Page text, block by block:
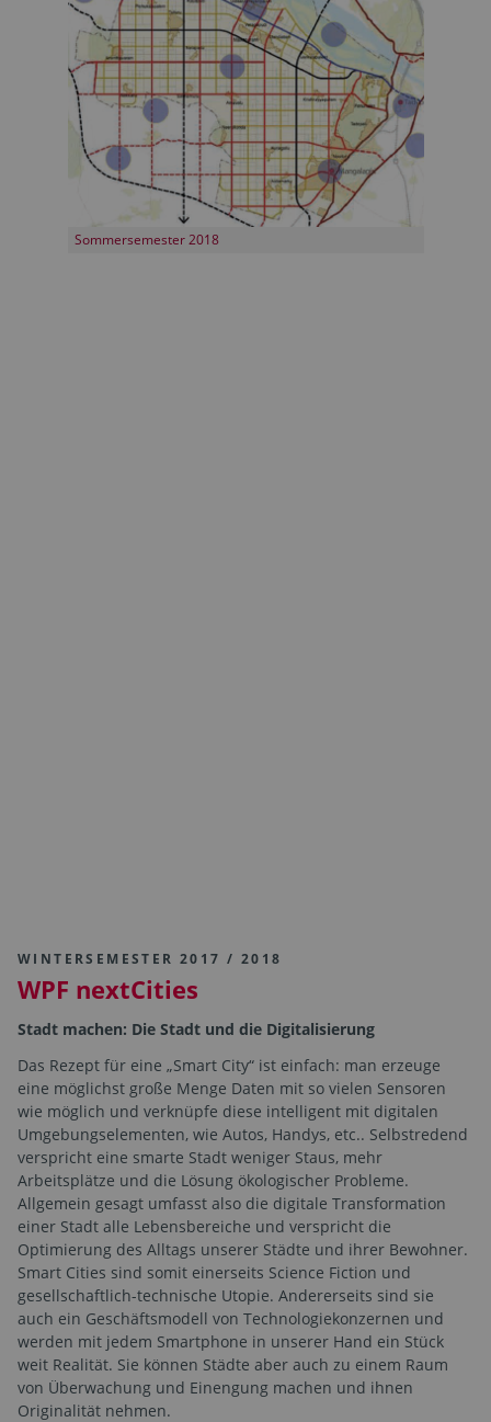
Sommersemester 2018
WINTERSEMESTER 2017 / 2018
WPF nextCities
Stadt machen: Die Stadt und die Digitalisierung
Das Rezept für eine „Smart City“ ist einfach: man erzeuge
eine möglichst große Menge Daten mit so vielen Sensoren
wie möglich und verknüpfe diese intelligent mit digitalen
Umgebungselementen, wie Autos, Handys, etc.. Selbstredend
verspricht eine smarte Stadt weniger Staus, mehr
Arbeitsplätze und die Lösung ökologischer Probleme.
Allgemein gesagt umfasst also die digitale Transformation
einer Stadt alle Lebensbereiche und verspricht die
Optimierung des Alltags unserer Städte und ihrer Bewohner.
Smart Cities sind somit einerseits Science Fiction und
gesellschaftlich-technische Utopie. Andererseits sind sie
auch ein Geschäftsmodell von Technologiekonzernen und
werden mit jedem Smartphone in unserer Hand ein Stück
weit Realität. Sie können Städte aber auch zu einem Raum
von Überwachung und Einengung machen und ihnen
Originalität nehmen.